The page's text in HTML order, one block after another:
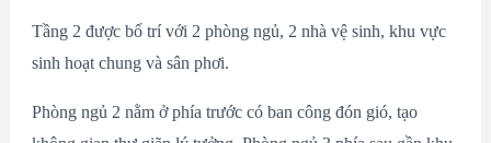
Tầng 2 được bố trí với 2 phòng ngủ, 2 nhà vệ sinh, khu vực
sinh hoạt chung và sân phơi.
Phòng ngủ 2 nằm ở phía trước có ban công đón gió, tạo